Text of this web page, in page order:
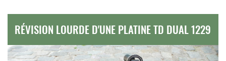
RÉVISION LOURDE D'UNE PLATINE TD DUAL 1229